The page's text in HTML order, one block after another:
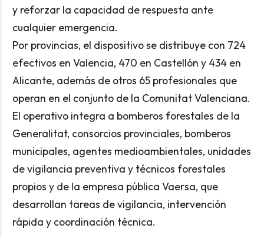
y reforzar la capacidad de respuesta ante
cualquier emergencia.
Por provincias, el dispositivo se distribuye con 724
efectivos en Valencia, 470 en Castellón y 434 en
Alicante, además de otros 65 profesionales que
operan en el conjunto de la Comunitat Valenciana.
El operativo integra a bomberos forestales de la
Generalitat, consorcios provinciales, bomberos
municipales, agentes medioambientales, unidades
de vigilancia preventiva y técnicos forestales
propios y de la empresa pública Vaersa, que
desarrollan tareas de vigilancia, intervención
rápida y coordinación técnica.